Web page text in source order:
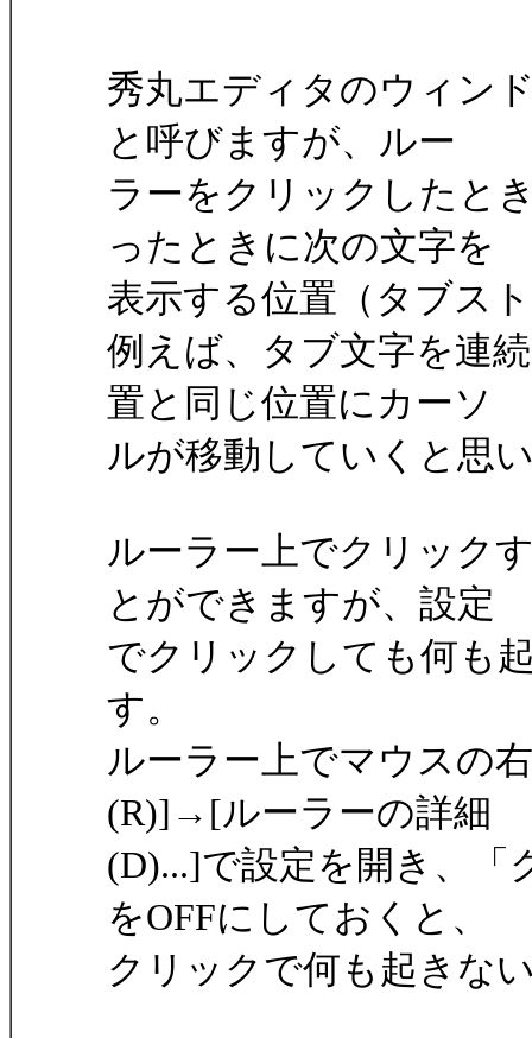
秀丸エディタのウィン
と呼びますが、ルー
ラーをクリックしたと
ったときに次の文字を
表示する位置（タブス
例えば、タブ文字を連
置と同じ位置にカーソ
ルが移動していくと思
ルーラー上でクリック
とができますが、設定
でクリックしても何も
す。
ルーラー上でマウスの
(R)]→[ルーラーの詳細
(D)...]で設定を開き、「
をOFFにしておくと、
クリックで何も起きな